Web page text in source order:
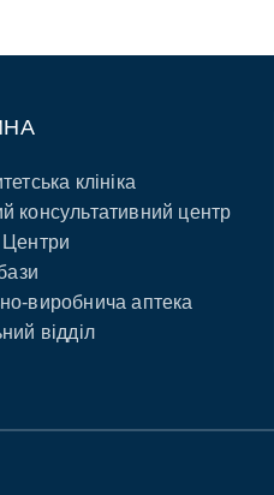
клініка
консультативний центр
виробнича аптека
відділ